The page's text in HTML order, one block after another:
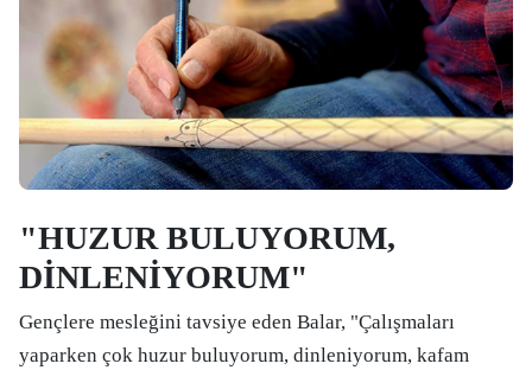
"HUZUR BULUYORUM,
DİNLENİYORUM"
Gençlere mesleğini tavsiye eden Balar, "Çalışmaları
yaparken çok huzur buluyorum, dinleniyorum, kafam